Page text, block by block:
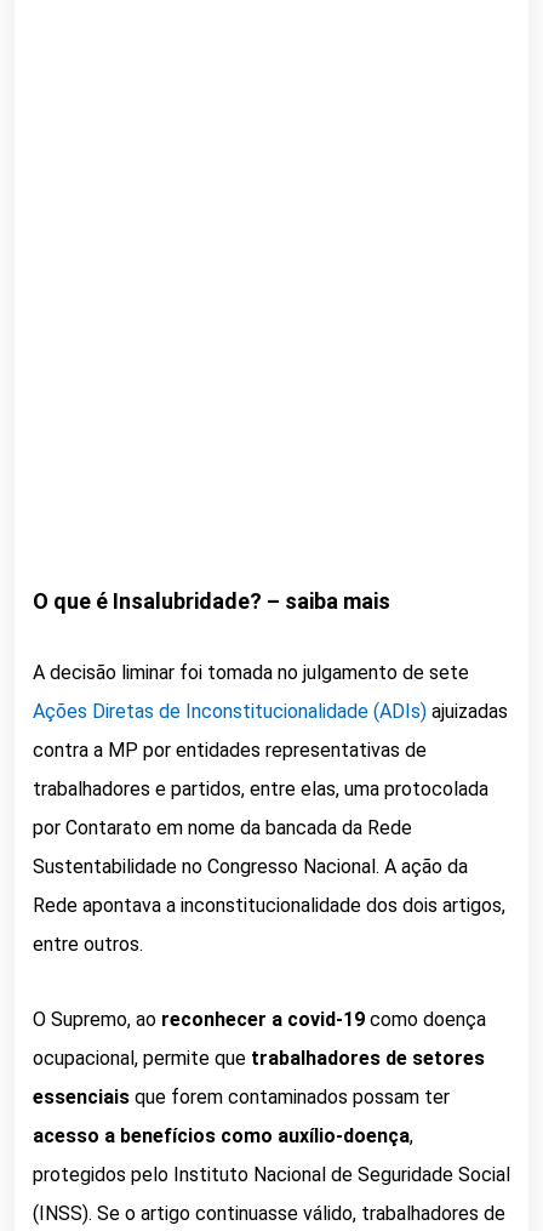
O que é Insalubridade? – saiba mais
A decisão liminar foi tomada no julgamento de sete
Ações Diretas de Inconstitucionalidade (ADIs) ajuizadas
contra a MP por entidades representativas de
trabalhadores e partidos, entre elas, uma protocolada
por Contarato em nome da bancada da Rede
Sustentabilidade no Congresso Nacional. A ação da
Rede apontava a inconstitucionalidade dos dois artigos,
entre outros.
O Supremo, ao reconhecer a covid-19 como doença
ocupacional, permite que trabalhadores de setores
essenciais que forem contaminados possam ter
acesso a benefícios como auxílio-doença,
protegidos pelo Instituto Nacional de Seguridade Social
(INSS). Se o artigo continuasse válido, trabalhadores de